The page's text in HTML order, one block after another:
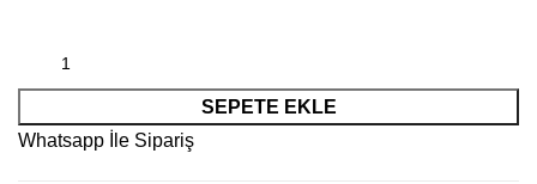
SEPETE EKLE
Whatsapp İle Sipariş